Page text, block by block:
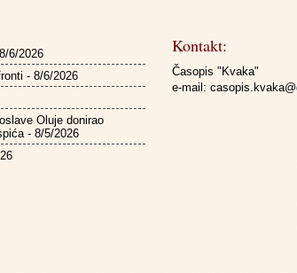
6/2026
- 8/6/2026
Oluje donirao
- 8/5/2026
Kontakt:
Časopis "Kvaka"
e-mail: